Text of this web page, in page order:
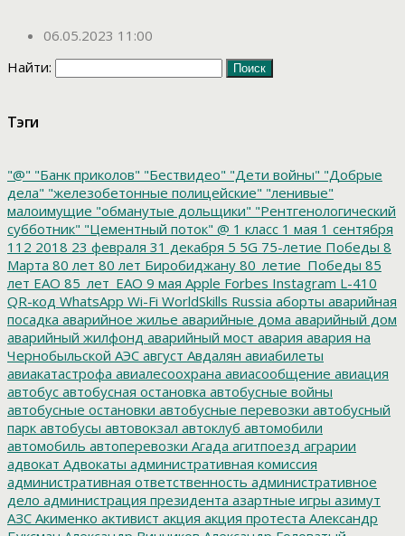
06.05.2023 11:00
Найти:
Тэги
"@" "Банк приколов" "Бествидео" "Дети войны" "Добрые
дела" "железобетонные полицейские" "ленивые"
малоимущие "обманутые дольщики" "Рентгенологический
субботник" "Цементный поток" @ 1 класс 1 мая 1 сентября
112 2018 23 февраля 31 декабря 5 5G 75-летие Победы 8
Марта 80 лет 80 лет Биробиджану 80_летие_Победы 85
лет ЕАО 85_лет_ЕАО 9 мая Apple Forbes Instagram L-410
QR-код WhatsApp Wi-Fi WorldSkills Russia аборты аварийная
посадка аварийное жилье аварийные дома аварийный дом
аварийный жилфонд аварийный мост авария авария на
Чернобыльской АЭС август Авдалян авиабилеты
авиакатастрофа авиалесоохрана авиасообщение авиация
автобус автобусная остановка автобусные войны
автобусные остановки автобусные перевозки автобусный
парк автобусы автовокзал автоклуб автомобили
автомобиль автоперевозки Агада агитпоезд аграрии
адвокат Адвокаты административная комиссия
административная ответственность административное
дело администрация президента азартные игры азимут
АЗС Акименко активист акция акция протеста Александр